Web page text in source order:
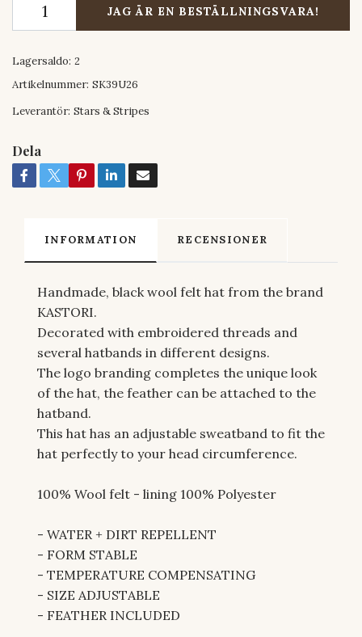
JAG ÄR EN BESTÄLLNINGSVARA!
Lagersaldo: 2
Artikelnummer: SK39U26
Leverantör: Stars & Stripes
Dela
INFORMATION RECENSIONER
Handmade, black wool felt hat from the brand
KASTORI.
Decorated with embroidered threads and
several hatbands in different designs.
The logo branding completes the unique look
of the hat, the feather can be attached to the
hatband.
This hat has an adjustable sweatband to fit the
hat perfectly to your head circumference.
100% Wool felt - lining 100% Polyester
- WATER + DIRT REPELLENT
- FORM STABLE
- TEMPERATURE COMPENSATING
- SIZE ADJUSTABLE
- FEATHER INCLUDED